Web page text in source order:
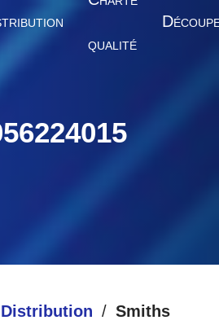
QUALITÉ
D
Distribution
Smiths